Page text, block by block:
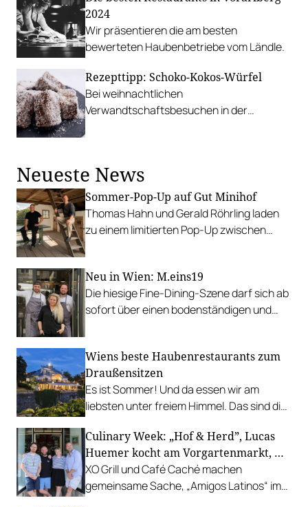
2024
Wir präsentieren die am besten
bewerteten Haubenbetriebe vom Ländle.
Rezepttipp: Schoko-Kokos-Würfel
Bei weihnachtlichen
Verwandtschaftsbesuchen in der
Kokos wuzeln, fertig.
Neueste News
Sommer-Pop-Up auf Gut Minihof
Thomas Hahn und Gerald Röhrling laden
zu einem limitierten Pop-Up zwischen
Neu in Wien: M.eins19
Die hiesige Fine-Dining-Szene darf sich ab
sofort über einen bodenständigen und
Wiens beste Haubenrestaurants zum
Draußensitzen
Es ist Sommer! Und da essen wir am
liebsten unter freiem Himmel. Das sind die
Gastgarten.
Culinary Week: „Hof & Herd”, Lucas
Huemer kocht am Vorgartenmarkt, …
XO Grill und Café Caché machen
gemeinsame Sache, „Amigos Latinos“ im